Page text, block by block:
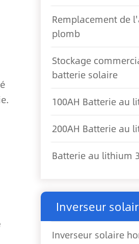
Remplacement de
plomb
Stockage
batterie solaire
100AH Batterie au
200AH Batterie au
Batterie au lithium
Inverseur
Inverseur solaire